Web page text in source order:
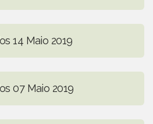
14 Maio 2019
07 Maio 2019